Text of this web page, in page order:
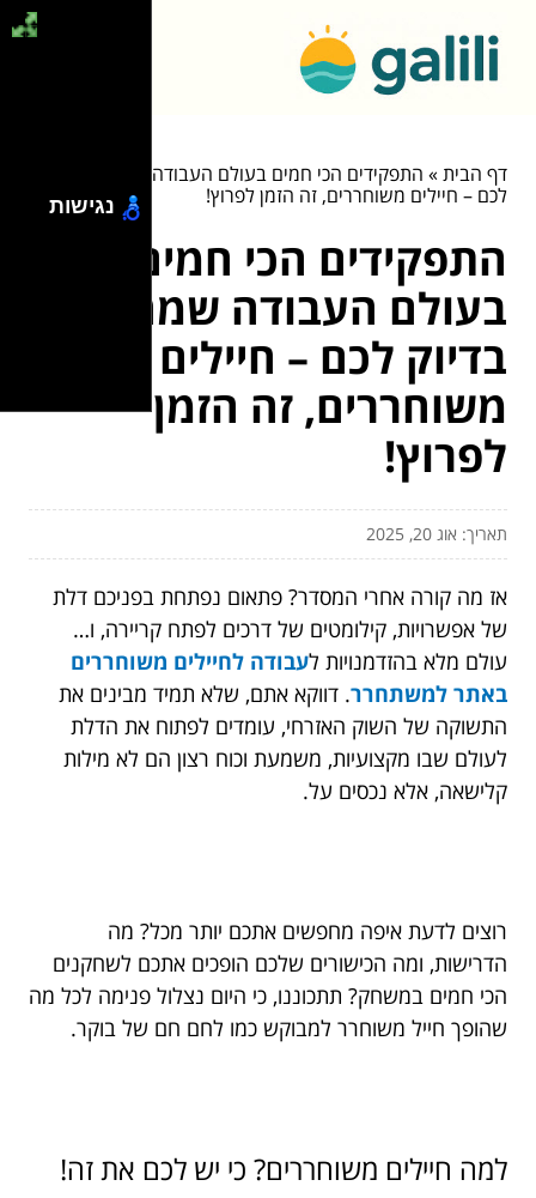
דף הבית» התפקידים הכי חמים בעולם העבודה שמחכים בדיוק
לכם – חיילים משוחררים, זה הזמן לפרוץ!
התפקידים הכי חמים
בעולם העבודה שמחכים
בדיוק לכם – חיילים
משוחררים, זה הזמן
לפרוץ!
תאריך: אוג 20, 2025
אז מה קורה אחרי המסדר? פתאום נפתחת בפניכם דלת
של אפשרויות, קילומטים של דרכים לפתח קריירה, ו…
עולם מלא בהזדמנויות לעבודה לחיילים משוחררים
באתר למשתחרר. דווקא אתם, שלא תמיד מבינים את
התשוקה של השוק האזרחי, עומדים לפתוח את הדלת
לעולם שבו מקצועיות, משמעת וכוח רצון הם לא מילות
קלישאה, אלא נכסים על.
רוצים לדעת איפה מחפשים אתכם יותר מכל? מה
הדרישות, ומה הכישורים שלכם הופכים אתכם לשחקנים
הכי חמים במשחק? תתכוננו, כי היום נצלול פנימה לכל מה
שהופך חייל משוחרר למבוקש כמו לחם חם של בוקר.
למה חיילים משוחררים? כי יש לכם את זה!
נגישות